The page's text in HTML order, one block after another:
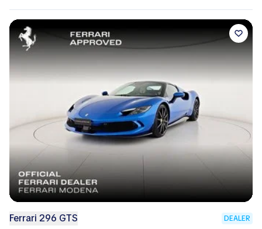
Ferrari 296 GTS DEALER